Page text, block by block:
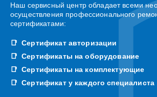
Наш сервисный центр обладает всеми
осуществления профессионального
сертификатами:
Сертификат авторизации
Сертификаты на оборудование
Сертификаты на комплектующие
Сертификат у каждого специалиста